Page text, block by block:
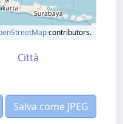
contributors.
Città
Salva come JPEG